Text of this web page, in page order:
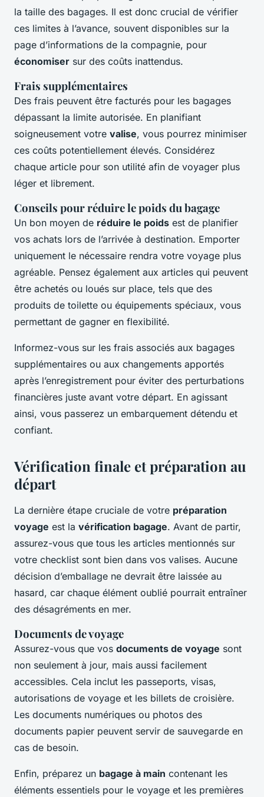
la taille des bagages. Il est donc crucial de vérifier
ces limites à l’avance, souvent disponibles sur la
page d’informations de la compagnie, pour
économiser sur des coûts inattendus.
Frais supplémentaires
Des frais peuvent être facturés pour les bagages
dépassant la limite autorisée. En planifiant
soigneusement votre valise, vous pourrez minimiser
ces coûts potentiellement élevés. Considérez
chaque article pour son utilité afin de voyager plus
léger et librement.
Conseils pour réduire le poids du bagage
Un bon moyen de réduire le poids est de planifier
vos achats lors de l’arrivée à destination. Emporter
uniquement le nécessaire rendra votre voyage plus
agréable. Pensez également aux articles qui peuvent
être achetés ou loués sur place, tels que des
produits de toilette ou équipements spéciaux, vous
permettant de gagner en flexibilité.
Informez-vous sur les frais associés aux bagages
supplémentaires ou aux changements apportés
après l’enregistrement pour éviter des perturbations
financières juste avant votre départ. En agissant
ainsi, vous passerez un embarquement détendu et
confiant.
Vérification finale et préparation au
départ
La dernière étape cruciale de votre préparation
voyage est la vérification bagage. Avant de partir,
assurez-vous que tous les articles mentionnés sur
votre checklist sont bien dans vos valises. Aucune
décision d’emballage ne devrait être laissée au
hasard, car chaque élément oublié pourrait entraîner
des désagréments en mer.
Documents de voyage
Assurez-vous que vos documents de voyage sont
non seulement à jour, mais aussi facilement
accessibles. Cela inclut les passeports, visas,
autorisations de voyage et les billets de croisière.
Les documents numériques ou photos des
documents papier peuvent servir de sauvegarde en
cas de besoin.
Enfin, préparez un bagage à main contenant les
éléments essentiels pour le voyage et les premières